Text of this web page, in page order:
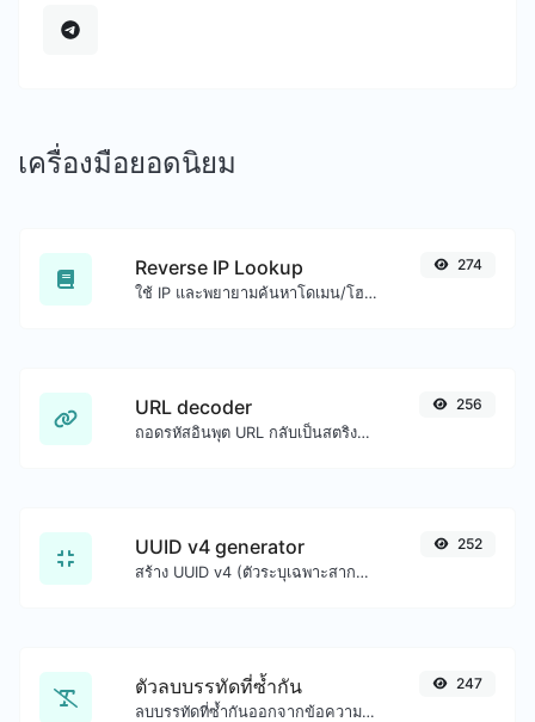
เครื่องมือยอดนิยม
Reverse IP Lookup
ใช้ IP และพยายามค้นหาโดเมน/โฮสต์ที่เกี่ยวข้อง
274
URL decoder
ถอดรหัสอินพุต URL กลับเป็นสตริงปกติ
256
UUID v4 generator
สร้าง UUID v4 (ตัวระบุเฉพาะสากล) ได้อย่างง่ายดายด้วยความช่วยเหลือจากเครื่องมือของเรา
252
ตัวลบบรรทัดที่ซ้ำกัน
ลบบรรทัดที่ซ้ำกันออกจากข้อความได้อย่างง่ายดาย
247